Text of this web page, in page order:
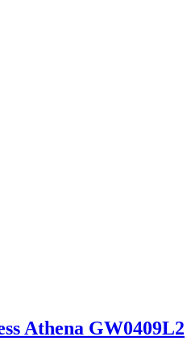
Athena GW0409L2